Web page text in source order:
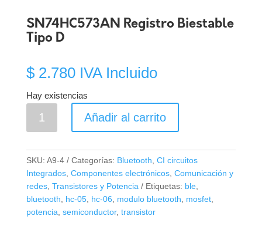
SN74HC573AN Registro Biestable
Tipo D
$2.780 IVA Incluido
Hay existencias
Registro
D
cantidad
Añadir al carrito
SKU: A9-4 Categorías: Bluetooth, CI circuitos
Integrados, Componentes electrónicos, Comunicación y
redes, Transistores y Potencia Etiquetas: ble,
bluetooth, hc-05, hc-06, modulo bluetooth, mosfet,
potencia, semiconductor, transistor